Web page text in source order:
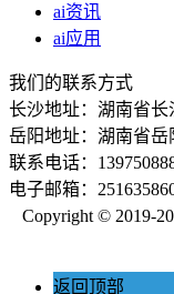
ai资讯
ai应用
我们的联系方式
长沙地址：湖南省
岳阳地址：湖南省岳
联系电话：
电子邮箱：
Copyright © 2019-
返回顶部